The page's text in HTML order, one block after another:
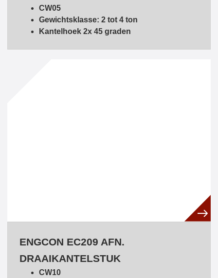
CW05
Gewichtsklasse: 2 tot 4 ton
Kantelhoek 2x 45 graden
ENGCON EC209 AFN.
DRAAIKANTELSTUK
CW10